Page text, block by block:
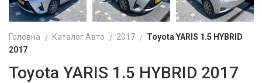
Головна Каталог Авто 2017
Toyota YARIS 1.5 HYBRID
2017
Toyota YARIS 1.5 HYBRID 2017